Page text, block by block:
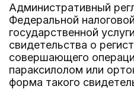
Административный
Федеральной
государственной
свидетельства о
совершающего
параксилолом или
форма такого